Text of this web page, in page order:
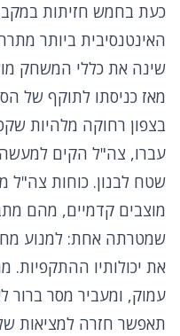
כעת בחמש חזיתות
האינטנסיבית ביותר
שינה את כללי המשחק
מאז כניסתו לתוקף של
בצפון רחוקה מלהיות
עברו, צה"ל הקים למעשה
שטח לבנון. כוחות צה"ל
מוצבים קדמיים, מהם
שמטרתה אחת: למנוע
את יכולותיו ההתקפיות.
עמוק, ומעביר מסר ברור
תאפשר חזרה למציאות